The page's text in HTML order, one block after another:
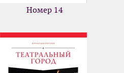
Номер 14